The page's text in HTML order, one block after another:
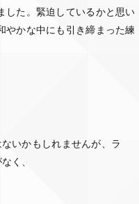
した。緊迫しているかと思い
やかな中にも引き締まった練
いかもしれませんが、ラ
く、